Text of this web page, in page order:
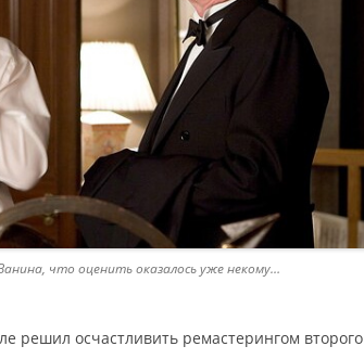
что оценить оказалось уже некому…
решил осчастливить ремастерингом второго